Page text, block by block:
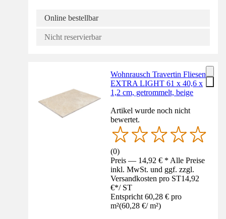
Online bestellbar
Nicht reservierbar
Wohnrausch Travertin Fliesen
EXTRA LIGHT 61 x 40,6 x
1,2 cm, getrommelt, beige
Artikel wurde noch nicht
bewertet.
(0)
Preis — 14,92 € * Alle Preise
inkl. MwSt. und ggf. zzgl.
Versandkosten pro ST14,92
€*/ ST
Entspricht 60,28 € pro
m²(60,28 €/ m²)